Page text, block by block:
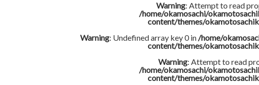
Warning: Attempt to read
/home/okamosachi/
content/themes/
Warning: Undefined array key 0 in/home/
content/themes/
Warning: Attempt to read
/home/okamosachi/
content/themes/